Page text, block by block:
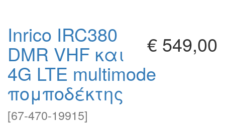
€ 549,00
Inrico IRC380
DMR VHF και
4G LTE multimode
πομποδέκτης
[67-470-19915]